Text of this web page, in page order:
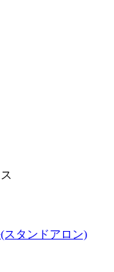
スタンドアロン)